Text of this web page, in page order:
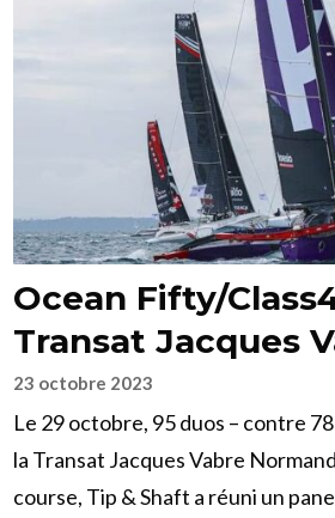
Ocean Fifty/
Transat Jacques
23 octobre 2023
Le 29 octobre, 95 duos – contre
la Transat Jacques Vabre
course, Tip & Shaft a réuni un